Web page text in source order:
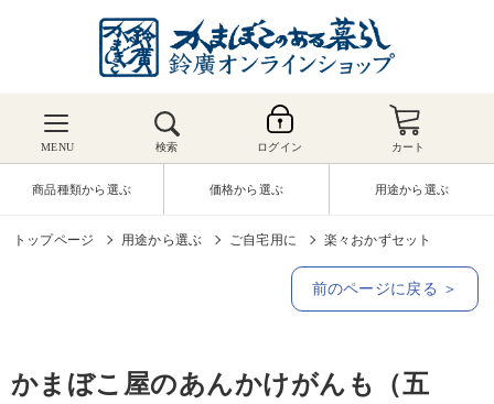
MENU 検索 ログイン カート
商品種類から選ぶ 価格から選ぶ 用途から選ぶ
トップページ 用途から選ぶ ご自宅用に 楽々おかずセット
前のページに戻る ＞
かまぼこ屋のあんかけがんも（五